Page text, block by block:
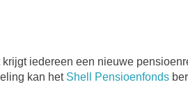
iedereen een nieuwe
kan het Shell Pensioenfonds